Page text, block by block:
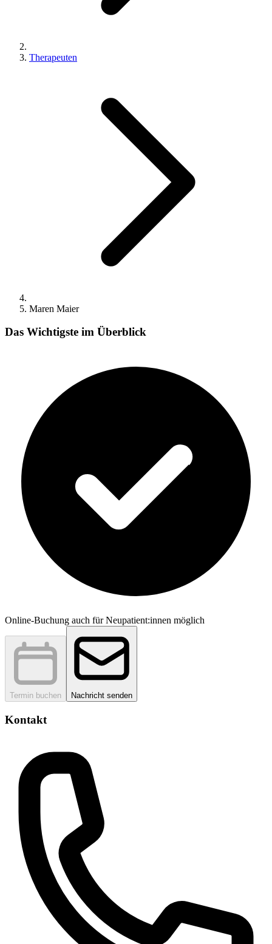
Therapeuten
Maren Maier
Das Wichtigste im Überblick
Online-Buchung auch für Neupatient:innen möglich
Termin buchen Nachricht senden
Kontakt